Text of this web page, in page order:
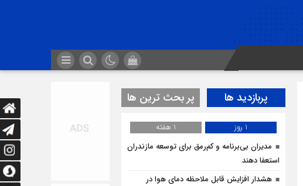
پربازدید ها پر بحث ترین ها
1 روز
1 هفته
مدیران بی‌برنامه و کم‌رمق برای توسعه مازندران
استعفا دهند
هشدار افزایش قابل ملاحظه دمای هوا در